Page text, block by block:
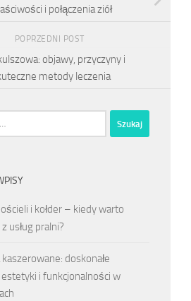
i połączenia ziół
POPRZEDNI POST
objawy, przyczyny i
metody leczenia
i kołder – kiedy warto
usług pralni?
kaszerowane: doskonałe
estetyki i funkcjonalności w